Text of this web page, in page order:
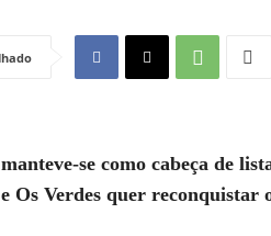
se como cabeça de
Os Verdes quer